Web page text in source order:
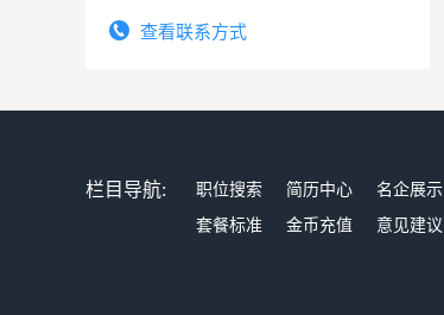
查看联系方式
栏目导航: 职位搜索 简历中心 名企展示
套餐标准
金币充值 意见建议